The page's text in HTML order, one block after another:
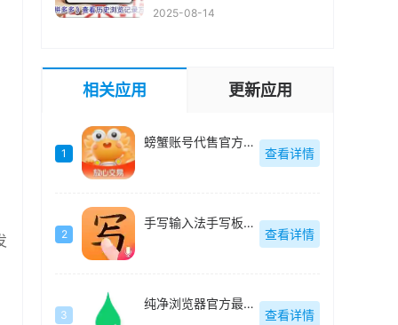
2025-08-14
相关应用 更新应用
1
螃蟹账号代售官方最新版
查看详情
2
手写输入法手写板最新版
查看详情
3
纯净浏览器官方最新版
查看详情